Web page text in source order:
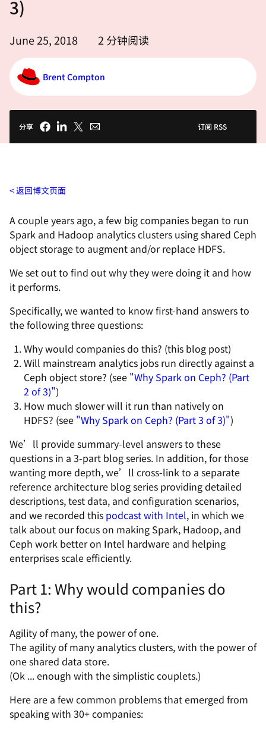
3)
June 25, 2018 2 分钟阅读
Brent Compton
分享 订阅 RSS
返回博文页面
A couple years ago, a few big companies began to run
Spark and Hadoop analytics clusters using shared Ceph
object storage to augment and/or replace HDFS.
We set out to find out why they were doing it and how
it performs.
Specifically, we wanted to know first-hand answers to
the following three questions:
Why would companies do this? (this blog post)
Will mainstream analytics jobs run directly against a
Ceph object store? (see "Why Spark on Ceph? (Part
2 of 3)")
How much slower will it run than natively on
HDFS? (see "Why Spark on Ceph? (Part 3 of 3)")
We’ll provide summary-level answers to these
questions in a 3-part blog series. In addition, for those
wanting more depth, we’ll cross-link to a separate
reference architecture blog series providing detailed
descriptions, test data, and configuration scenarios,
and we recorded this podcast with Intel, in which we
talk about our focus on making Spark, Hadoop, and
Ceph work better on Intel hardware and helping
enterprises scale efficiently.
Part 1: Why would companies do
this?
Agility of many, the power of one.
The agility of many analytics clusters, with the power of
one shared data store.
(Ok ... enough with the simplistic couplets.)
Here are a few common problems that emerged from
speaking with 30+ companies: